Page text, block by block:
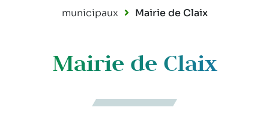
municipaux
Mairie de Claix
Mairie de Claix